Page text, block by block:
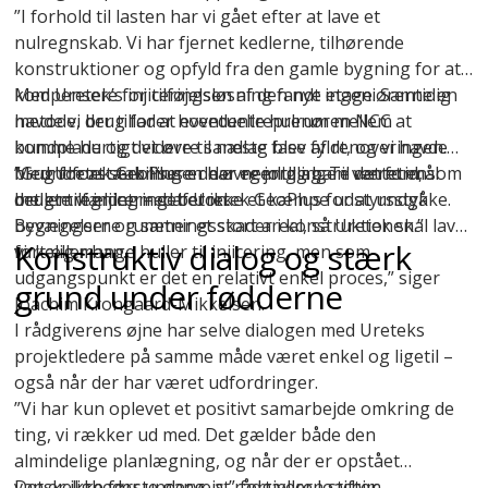
”I forhold til lasten har vi gået efter at lave et
nulregnskab. Vi har fjernet kedlerne, tilhørende
konstruktioner og opfyld fra den gamle bygning for at
kompensere for tilføjelsen af den nye etage. Samtidig
havde vi brug for at eventuelle hulrum mellem
bundplade og det øvre sandlag blev fyldt, og vi havde
brug for at stabilisere de øvre jordlag. Til det formål
brugte vi injicering af Uretek GeoPlus for at undgå
bevægelser og sætningsskader i konstruktionen.”
fortæller han.
Med Uretek’s injiceringsløsning fandt ingeniørerne en
metode, der tillader hovedentreprenøren NCC at
komme hurtigt videre til næste fase af renoveringen.
MedUretek GeoPluser der nemlig ingen ventetid, som
det er tilfældet med beton.
”Grundforstærkningen har egentlig bare været en
mellemregning – det er ikke et kæmpe udstyrsstykke.
Bygningerne rummer et stort areal, så Uretek skal lave
virkelig mange huller til injicering, men som
udgangspunkt er det en relativt enkel proces,” siger
Joachim Krongaard-Mikkelsen.
Konstruktiv dialog og stærk
grund under fødderne
I rådgiverens øjne har selve dialogen med Ureteks
projektledere på samme måde været enkel og ligetil –
også når der har været udfordringer.
”Vi har kun oplevet et positivt samarbejde omkring de
ting, vi rækker ud med. Det gælder både den
almindelige planlægning, og når der er opstået